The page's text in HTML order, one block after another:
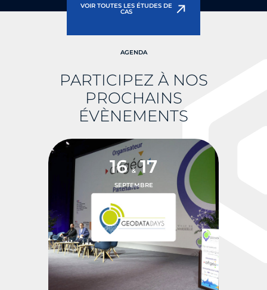
VOIR TOUTES LES ÉTUDES DE
CAS
AGENDA
PARTICIPEZ À NOS
PROCHAINS
ÉVÈNEMENTS
16 & 17
SEPTEMBRE